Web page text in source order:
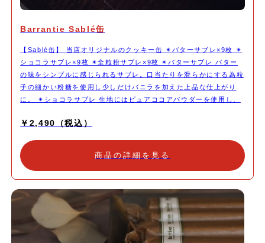
Barrantie Sablé缶
【Sablé缶】 当店オリジナルのクッキー缶 ✴︎バターサブレ×9枚 ✴︎
ショコラサブレ×9枚 ✴︎全粒粉サブレ×9枚 ✴︎バターサブレ バター
の味をシンプルに感じられるサブレ。口当たりを滑らかにする為粒
子の細かい粉糖を使用し少しだけバニラを加えた上品な仕上がり
に。 ✴︎ショコラサブレ 生地にはピュアココアパウダーを使用し、
を刻んで加えることでカカオの力強さを感じられる仕上がりに。
しっとりした喜界島産の粗糖を使用しザクザク食感で小麦をしっか
りと感じる力強い仕上がりに。 北海道産バター、北海道産小麦
ルなサブレ缶になります。 食感や風味の違いをお愉しみくださ
い。 コロンとした可愛いフォルムの缶に詰めてお送りします。
￥2,490（税込）
商品の詳細を見る